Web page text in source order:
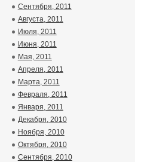
Сентября, 2011
Августа, 2011
Июля, 2011
Июня, 2011
Мая, 2011
Апреля, 2011
Марта, 2011
Февраля, 2011
Января, 2011
Декабря, 2010
Ноября, 2010
Октября, 2010
Сентября, 2010